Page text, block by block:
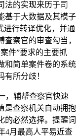
法的实现来历于司
基于大数据及其模子
进行转译优化，并通
察官的审查勾当，
件”要求的主要抓
和简单案件卷的系统
所分歧！
辅帮查察官快速
是查察机关自动拥抱
的必然选择。提醒词
4月最高人平易近查